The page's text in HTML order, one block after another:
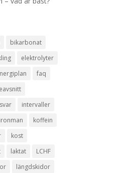
bikarbonat
elektrolyter
faq
intervaller
ironman
koffein
kost
laktat
LCHF
längdskidor